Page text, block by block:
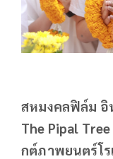
สหมงคลฟิล์ม อิ
The Pipal
กต์ภาพยนตร์โร